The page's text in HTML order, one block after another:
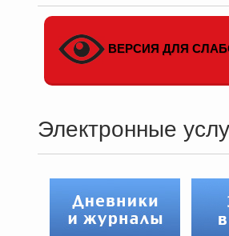
ВЕРСИЯ ДЛЯ
Электронные